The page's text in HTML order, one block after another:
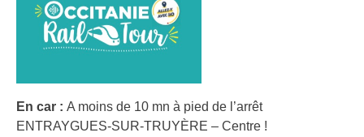
En car : A moins de 10 mn à pied de l’arrêt
ENTRAYGUES-SUR-TRUYÈRE – Centre !